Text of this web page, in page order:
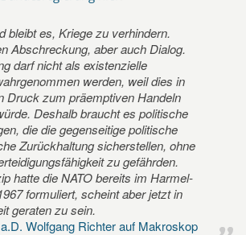
bleibt es, Kriege zu verhindern.
Abschreckung, aber auch Dialog.
darf nicht als existenzielle
werden, weil dies in
Druck zum präemptiven Handeln
Deshalb braucht es politische
die die gegenseitige politische
Zurückhaltung sicherstellen, ohne
zu gefährden.
hatte die NATO bereits im Harmel-
formuliert, scheint aber jetzt in
geraten zu sein.
Wolfgang Richter auf Makroskop